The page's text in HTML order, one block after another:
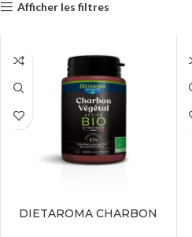
Afficher les filtres
DIETAROMA CHARBON